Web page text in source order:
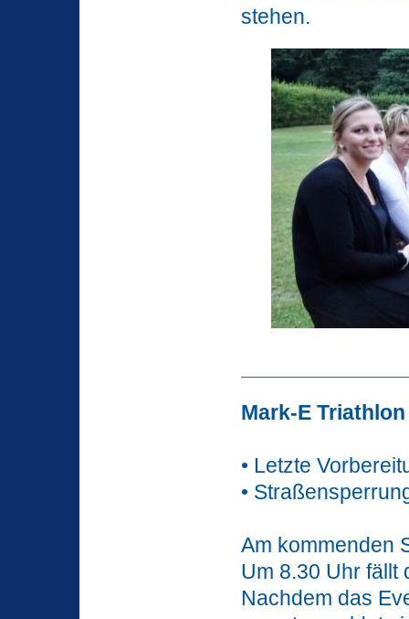
stehen.
Mark-E Triathlon
• Letzte
•
Am kommenden
Um 8.30 Uhr fällt
Nachdem das